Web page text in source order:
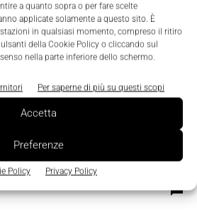
a quanto sopra o per fare scelte
applicate solamente a questo sito. È
in qualsiasi momento, compreso il ritiro
della Cookie Policy o cliccando sul
nella parte inferiore dello schermo.
Per saperne di più su questi scopi
Accetta
Preferenze
Policy Privacy Policy
Cloud rafforzano la